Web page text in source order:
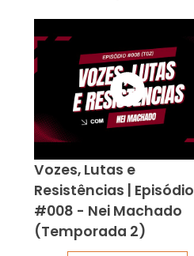
Vozes, Lutas e
Resistências | Episódio
#008 - Nei Machado
(Temporada 2)